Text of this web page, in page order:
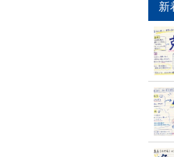
新